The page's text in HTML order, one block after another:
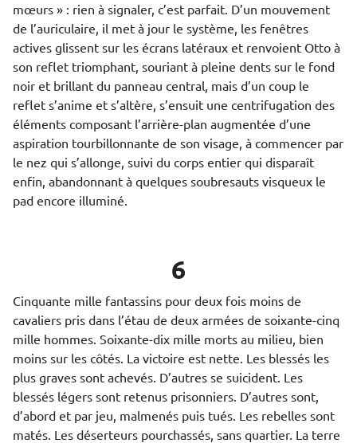
mœurs » : rien à signaler, c’est parfait. D’un mouvement
de l’auriculaire, il met à jour le système, les fenêtres
actives glissent sur les écrans latéraux et renvoient Otto à
son reflet triomphant, souriant à pleine dents sur le fond
noir et brillant du panneau central, mais d’un coup le
reflet s’anime et s’altère, s’ensuit une centrifugation des
éléments composant l’arrière-plan augmentée d’une
aspiration tourbillonnante de son visage, à commencer par
le nez qui s’allonge, suivi du corps entier qui disparaît
enfin, abandonnant à quelques soubresauts visqueux le
pad encore illuminé.
6
Cinquante mille fantassins pour deux fois moins de
cavaliers pris dans l’étau de deux armées de soixante-cinq
mille hommes. Soixante-dix mille morts au milieu, bien
moins sur les côtés. La victoire est nette. Les blessés les
plus graves sont achevés. D’autres se suicident. Les
blessés légers sont retenus prisonniers. D’autres sont,
d’abord et par jeu, malmenés puis tués. Les rebelles sont
matés. Les déserteurs pourchassés, sans quartier. La terre